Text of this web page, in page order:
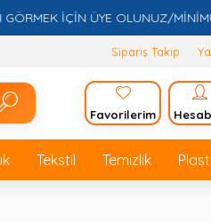
İÇİN ÜYE OLUNUZ/MİNİMUM
Sipariş Takip
Favorilerim
Tekstil Temizlik